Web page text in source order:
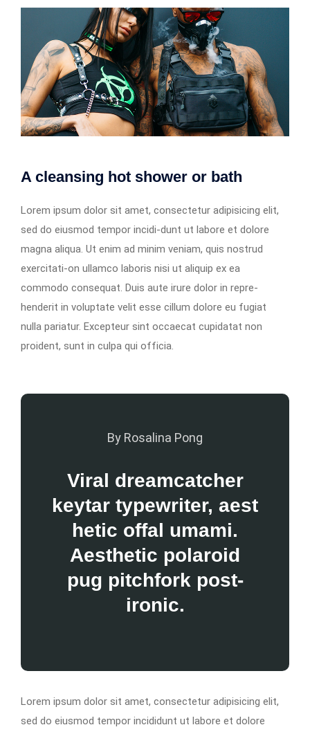
A cleansing hot shower or bath
Lorem ipsum dolor sit amet, consectetur adipisicing elit,
sed do eiusmod tempor incidi-dunt ut labore et dolore
magna aliqua. Ut enim ad minim veniam, quis nostrud
exercitati-on ullamco laboris nisi ut aliquip ex ea
commodo consequat. Duis aute irure dolor in repre-
henderit in voluptate velit esse cillum dolore eu fugiat
nulla pariatur. Excepteur sint occaecat cupidatat non
proident, sunt in culpa qui officia.
By Rosalina Pong
Viral dreamcatcher
keytar typewriter, aest
hetic offal umami.
Aesthetic polaroid
pug pitchfork post-
ironic.
Lorem ipsum dolor sit amet, consectetur adipisicing elit,
sed do eiusmod tempor incididunt ut labore et dolore